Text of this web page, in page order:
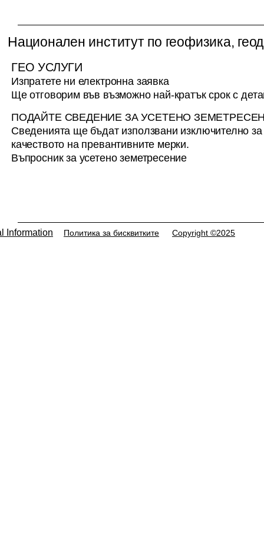
Национален институт по геофизика,
ГЕО УСЛУГИ
Изпратете ни електронна заявка
Ще отговорим във възможно най-кратък срок с
ПОДАЙТЕ СВЕДЕНИЕ ЗА УСЕТЕНО
Сведенията ще бъдат използвани изключително
качеството на превантивните мерки.
Въпросник за усетено земетресение
Information Copyright ©2025
Политика за бисквитките